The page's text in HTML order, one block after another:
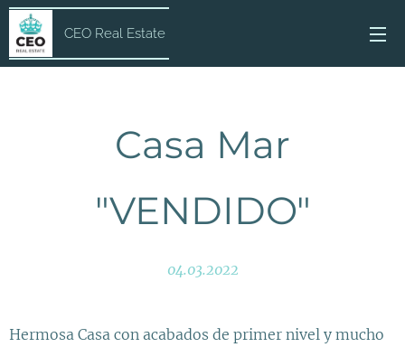
CEO Real Estate
Casa Mar
"VENDIDO"
04.03.2022
Hermosa Casa con acabados de primer nivel y mucho